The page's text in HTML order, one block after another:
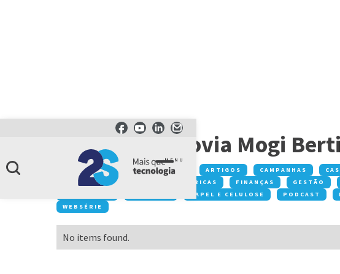
MENU
Acidente Rodovia Mogi
Conteúdos: ACONTECE NA 2S ARTIGOS CAMPANHAS
DESTAQUE
FÁBRICAS FINANÇAS GESTÃO
PAPEL E CELULOSE PODCAST
WEBSÉRIE
No items found.